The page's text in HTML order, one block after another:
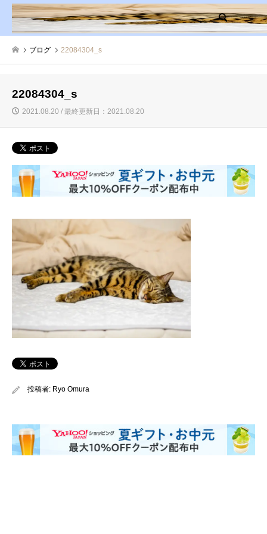
検索
ブログ 22084304_s
22084304_s
2021.08.20 / 最終更新日：2021.08.20
投稿者: Ryo Omura